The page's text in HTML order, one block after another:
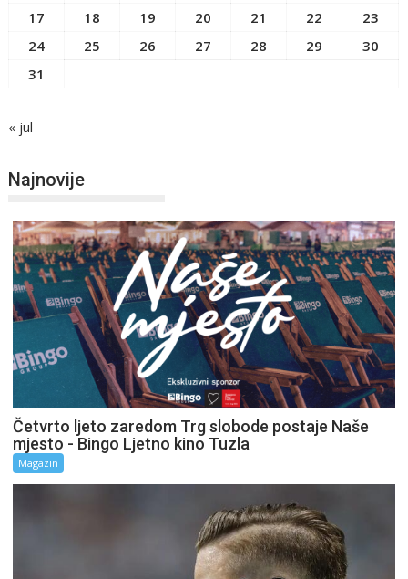
17
18 19 20 21 22
23
24
25 26 27 28 29
30
31
« jul
Najnovije
Četvrto ljeto zaredom Trg slobode postaje Naše
mjesto - Bingo Ljetno kino Tuzla
Magazin